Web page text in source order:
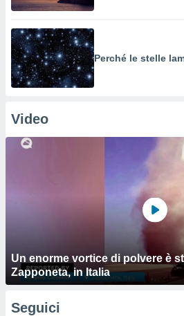
Perché le stelle
Video
Un enorme vortice di polvere è
Zapponeta, in Italia
Seguici